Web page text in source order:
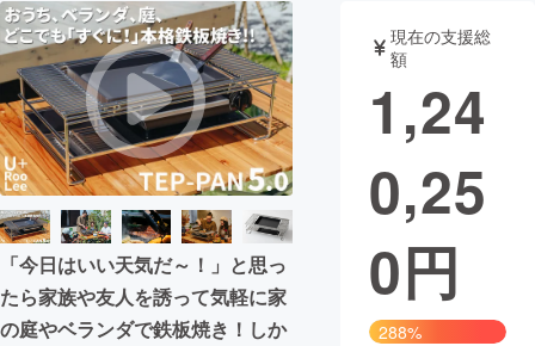
テクノロジー・ガジェット
映像・映画 書籍・雑誌
ビジネス・起業 チャレンジ
まちづくり・地域活性化
CAMPFIRE for Social Good
CAMPFIRE Creation
「今日はいい天気だ～！」と思っ
たら家族や友人を誘って気軽に家
の庭やベランダで鉄板焼き！しか
現在の支援総
額
1,24
0,25
0円
288%